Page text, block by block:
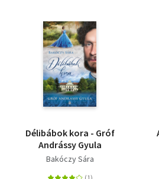
Délibábok kora - Gróf
Andrássy Gyula
Bakóczy Sára